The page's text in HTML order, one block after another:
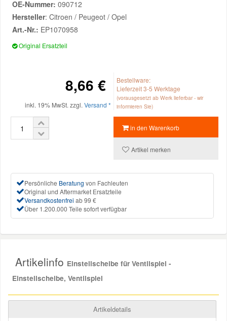
OE-Nummer: 090712
Hersteller: Citroen / Peugeot / Opel
Art.-Nr.: EP1070958
Original Ersatzteil
8,66 €
inkl. 19% MwSt. zzgl. Versand *
Bestellware:
Lieferzeit 3-5 Werktage
(vorausgesetzt ab Werk lieferbar - wir
informieren Sie)
in den Warenkorb
Artikel merken
Persönliche Beratung von Fachleuten
Original und Aftermarket Ersatzteile
Versandkostenfrei ab 99 €
Über 1.200.000 Teile sofort verfügbar
Artikelinfo Einstellscheibe für Ventilspiel -
Einstellscheibe, Ventilspiel
Artikeldetails
Scheibenreinigung
Zündanlage und Glühanlage
Reparatur-Zubehör
Karosserie Werkzeug
Schlüsselgehäuse
Werkstattbedarf
Daewoo Ersatzteile
Daihatsu Ersatzteile
Honda Ersatzteile
Hyundai Ersatzteile
Kia Ersatzteile
Lancia Ersatzteile
Mercedes Ersatzteile